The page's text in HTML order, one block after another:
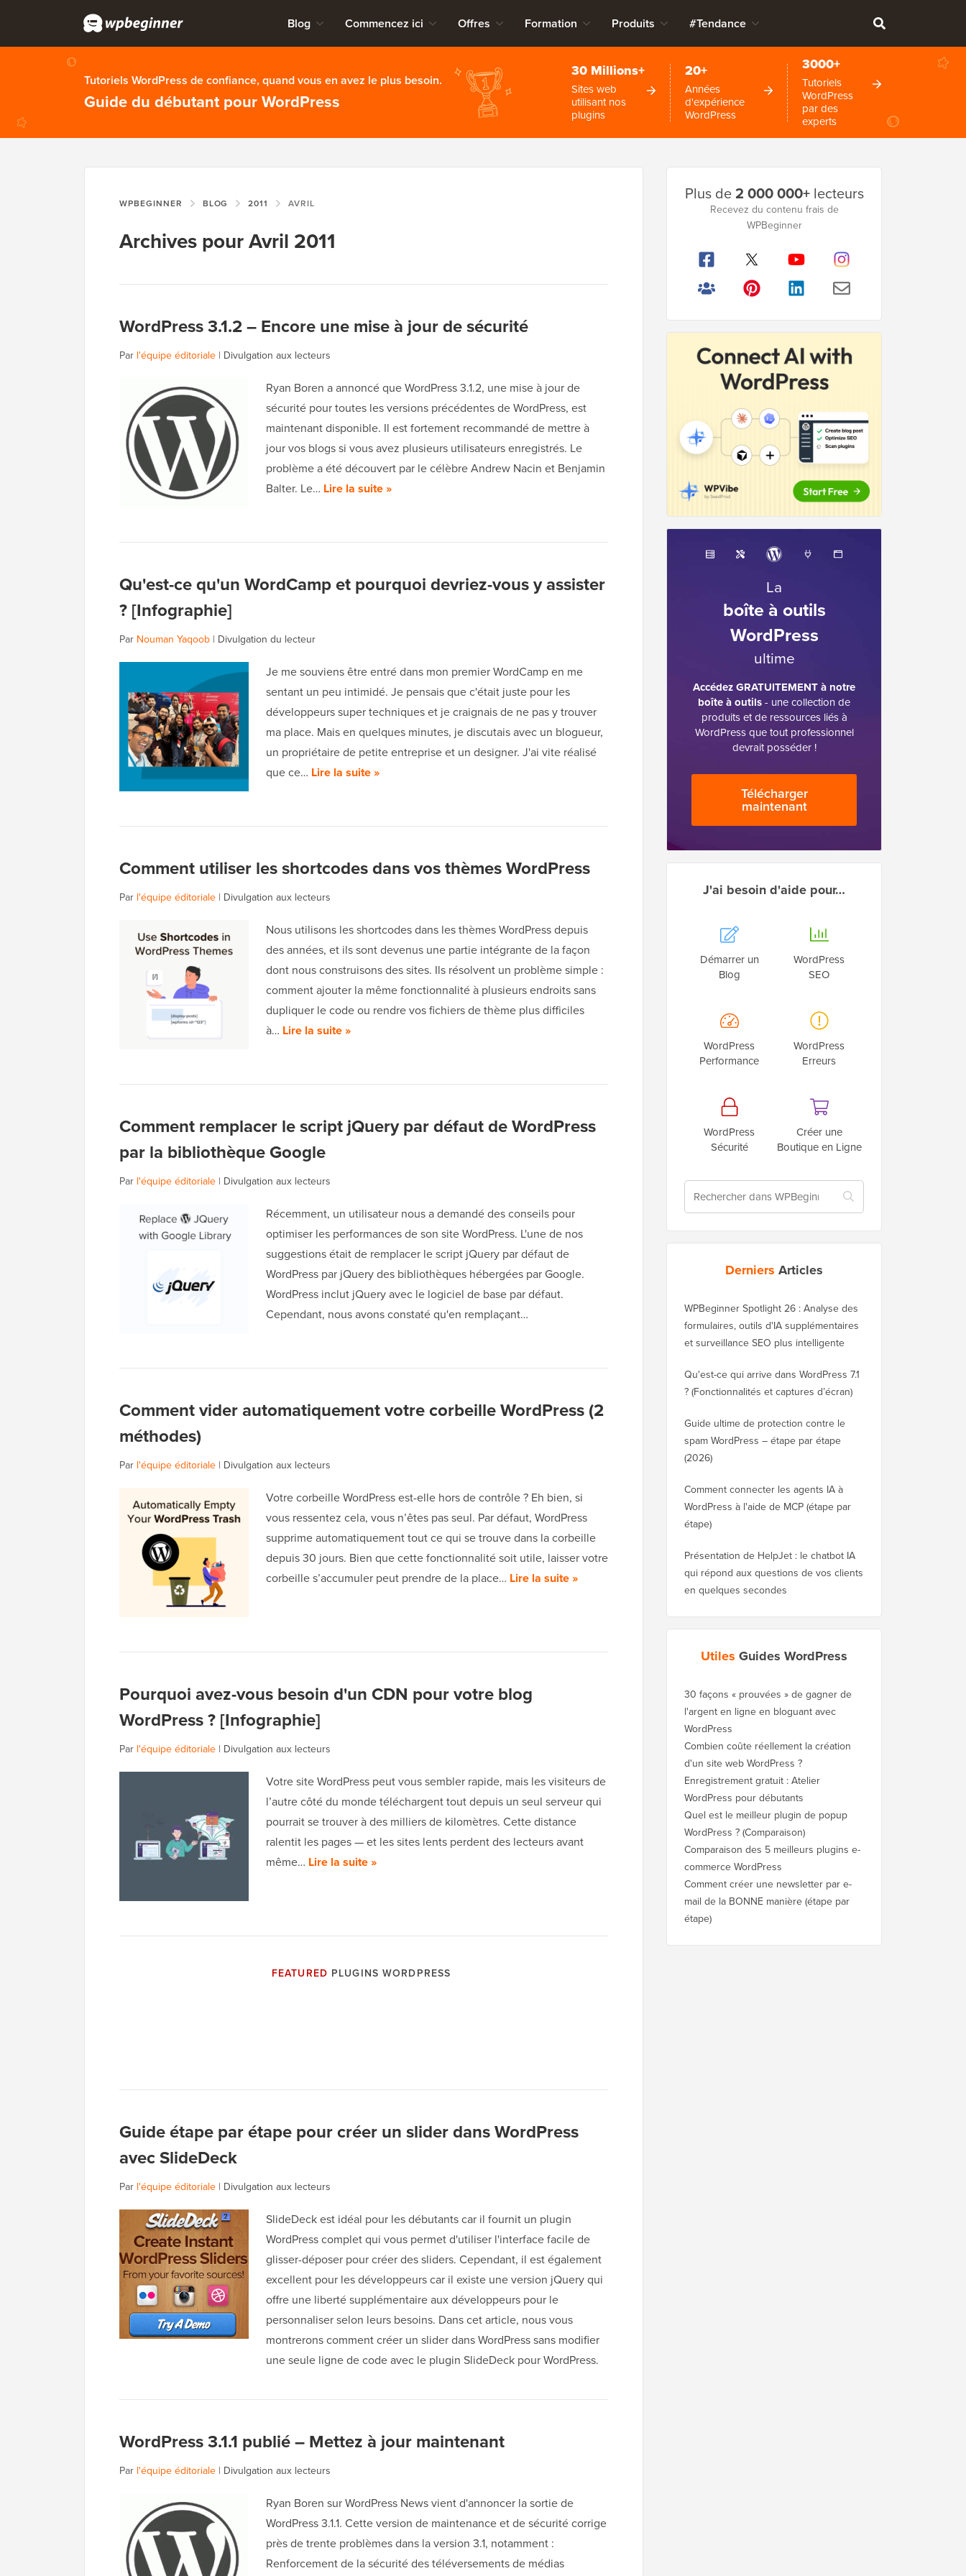
Blog Commencez ici Offres Formation Produits #Tendance
Tutoriels WordPress de confiance, quand vous en avez le plus besoin.
Guide du débutant pour WordPress
30 Millions+
Sites web
utilisant nos
plugins
20+
Années
d'expérience
WordPress
3000+
Tutoriels
WordPress
par des
experts
WPBEGINNER BLOG 2011 AVRIL
Archives pour Avril 2011
WordPress 3.1.2 – Encore une mise à jour de sécurité
Par l'équipe éditoriale | Divulgation aux lecteurs
Ryan Boren a annoncé que WordPress 3.1.2, une mise à jour de
sécurité pour toutes les versions précédentes de WordPress, est
maintenant disponible. Il est fortement recommandé de mettre à
jour vos blogs si vous avez plusieurs utilisateurs enregistrés. Le
problème a été découvert par le célèbre Andrew Nacin et Benjamin
Balter. Le… Lire la suite »
Qu'est-ce qu'un WordCamp et pourquoi devriez-vous y assister
? [Infographie]
Par Nouman Yaqoob | Divulgation du lecteur
Je me souviens être entré dans mon premier WordCamp en me
sentant un peu intimidé. Je pensais que c'était juste pour les
développeurs super techniques et je craignais de ne pas y trouver
ma place. Mais en quelques minutes, je discutais avec un blogueur,
un propriétaire de petite entreprise et un designer. J'ai vite réalisé
que ce… Lire la suite »
Comment utiliser les shortcodes dans vos thèmes WordPress
Par l'équipe éditoriale | Divulgation aux lecteurs
Nous utilisons les shortcodes dans les thèmes WordPress depuis
des années, et ils sont devenus une partie intégrante de la façon
dont nous construisons des sites. Ils résolvent un problème simple :
comment ajouter la même fonctionnalité à plusieurs endroits sans
dupliquer le code ou rendre vos fichiers de thème plus difficiles
à… Lire la suite »
Comment remplacer le script jQuery par défaut de WordPress
par la bibliothèque Google
Par l'équipe éditoriale | Divulgation aux lecteurs
Récemment, un utilisateur nous a demandé des conseils pour
optimiser les performances de son site WordPress. L'une de nos
suggestions était de remplacer le script jQuery par défaut de
WordPress par jQuery des bibliothèques hébergées par Google.
WordPress inclut jQuery avec le logiciel de base par défaut.
Cependant, nous avons constaté qu'en remplaçant…
Comment vider automatiquement votre corbeille WordPress (2
méthodes)
Par l'équipe éditoriale | Divulgation aux lecteurs
Votre corbeille WordPress est-elle hors de contrôle ? Eh bien, si
vous ressentez cela, vous n’êtes pas seul. Par défaut, WordPress
supprime automatiquement tout ce qui se trouve dans la corbeille
depuis 30 jours. Bien que cette fonctionnalité soit utile, laisser votre
corbeille s’accumuler peut prendre de la place… Lire la suite »
Pourquoi avez-vous besoin d'un CDN pour votre blog
WordPress ? [Infographie]
Par l'équipe éditoriale | Divulgation aux lecteurs
Votre site WordPress peut vous sembler rapide, mais les visiteurs de
l’autre côté du monde téléchargent tout depuis un seul serveur qui
pourrait se trouver à des milliers de kilomètres. Cette distance
ralentit les pages — et les sites lents perdent des lecteurs avant
même… Lire la suite »
FEATURED PLUGINS WORDPRESS
Guide étape par étape pour créer un slider dans WordPress
avec SlideDeck
Par l'équipe éditoriale | Divulgation aux lecteurs
SlideDeck est idéal pour les débutants car il fournit un plugin
WordPress complet qui vous permet d'utiliser l'interface facile de
glisser-déposer pour créer des sliders. Cependant, il est également
excellent pour les développeurs car il existe une version jQuery qui
offre une liberté supplémentaire aux développeurs pour le
personnaliser selon leurs besoins. Dans cet article, nous vous
montrerons comment créer un slider dans WordPress sans modifier
une seule ligne de code avec le plugin SlideDeck pour WordPress.
WordPress 3.1.1 publié – Mettez à jour maintenant
Par l'équipe éditoriale | Divulgation aux lecteurs
Ryan Boren sur WordPress News vient d'annoncer la sortie de
WordPress 3.1.1. Cette version de maintenance et de sécurité corrige
près de trente problèmes dans la version 3.1, notamment :
Renforcement de la sécurité des téléversements de médias
latérale
Plus de2 000 000+lecteurs
Recevez du contenu frais de
WPBeginner
La
boîte à outils
WordPress
ultime
Accédez GRATUITEMENT à notre
boîte à outils- une collection de
produits et de ressources liés à
WordPress que tout professionnel
devrait posséder !
Télécharger
maintenant
J'ai besoin d'aide pour…
Démarrer un
Blog
WordPress
SEO
WordPress
Performance
WordPress
Erreurs
WordPress
Sécurité
Créer une
Boutique en Ligne
Derniers Articles
WPBeginner Spotlight 26 : Analyse des
formulaires, outils d'IA supplémentaires
et surveillance SEO plus intelligente
Qu'est-ce qui arrive dans WordPress 7.1
? (Fonctionnalités et captures d’écran)
Guide ultime de protection contre le
spam WordPress – étape par étape
(2026)
Comment connecter les agents IA à
WordPress à l'aide de MCP (étape par
étape)
Présentation de HelpJet : le chatbot IA
qui répond aux questions de vos clients
en quelques secondes
Utiles Guides WordPress
30 façons « prouvées » de gagner de
l'argent en ligne en bloguant avec
WordPress
Combien coûte réellement la création
d'un site web WordPress ?
Enregistrement gratuit : Atelier
WordPress pour débutants
Quel est le meilleur plugin de popup
WordPress ? (Comparaison)
Comparaison des 5 meilleurs plugins e-
commerce WordPress
Comment créer une newsletter par e-
mail de la BONNE manière (étape par
étape)